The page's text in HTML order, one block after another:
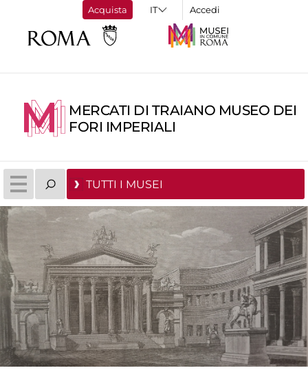
Acquista Accedi
MERCATI DI TRAIANO MUSEO DEI
FORI IMPERIALI
TUTTI I MUSEI